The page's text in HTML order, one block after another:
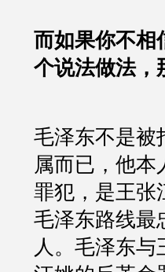
而如果你不相
个说法做法，
毛泽东不是被
属而已，他
罪犯，是王张
毛泽东路线最
人。毛泽东